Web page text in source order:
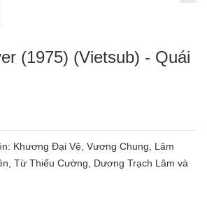
(1975) (Vietsub) - Quái
Khương Đại Vệ, Vương Chung, Lâm
Từ Thiếu Cường, Dương Trạch Lâm và